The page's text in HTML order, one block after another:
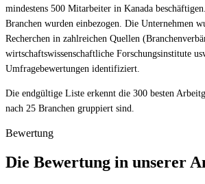
mindestens 500 Mitarbeiter in Kanada
Branchen wurden einbezogen. Die Unternehmen
Recherchen in zahlreichen Quellen
wirtschaftswissenschaftliche Forschungsinstitute
Umfragebewertungen identifiziert.
Die endgültige Liste erkennt die 300 besten
nach 25 Branchen gruppiert sind.
Bewertung
Die Bewertung in unserer